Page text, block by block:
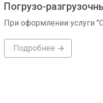
Погрузо-
При оформлении услуги
Подробнее